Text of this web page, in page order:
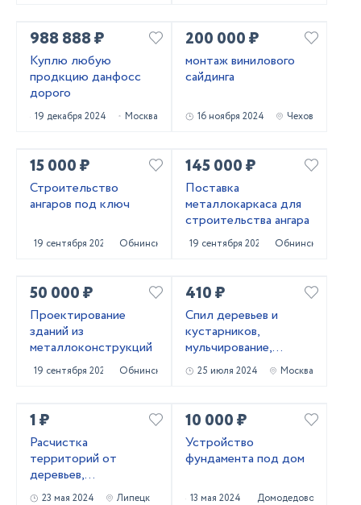
988 888 ₽
Куплю любую
продкцию данфосс
дорого
19 декабря 2024 Москва
200 000 ₽
монтаж винилового
сайдинга
16 ноября 2024 Чехов
15 000 ₽
Строительство
ангаров под ключ
19 сентября 2024 Обнинск
145 000 ₽
Поставка
металлокаркаса для
строительства ангара
19 сентября 2024 Обнинск
50 000 ₽
Проектирование
зданий из
металлоконструкций
19 сентября 2024 Обнинск
410 ₽
Cпил деревьев и
кустaрников,
мульчированиe,
выкоpчевка пнeй
25 июля 2024 Москва
1 ₽
Расчистка
территорий от
деревьев,
кустарников и корней
23 мая 2024 Липецк
10 000 ₽
Устройство
фундамента под дом
13 мая 2024 Домодедово